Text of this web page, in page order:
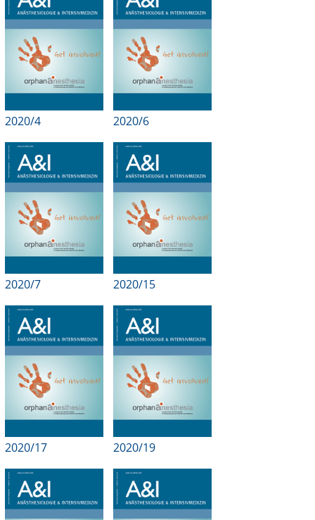
Online First
A&I English
Mediadaten
Stellenmarkt
Kongresskalender
2020/4 2020/6
2020/7 2020/15
2020/17 2020/19